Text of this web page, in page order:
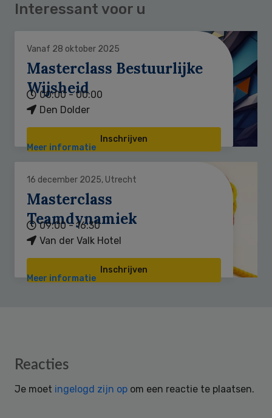
Interessant voor u
Vanaf 28 oktober 2025
Masterclass Bestuurlijke
Wijsheid
00:00 - 00:00
Den Dolder
Inschrijven
Meer informatie
16 december 2025, Utrecht
Masterclass
Teamdynamiek
09:00 - 16:30
Van der Valk Hotel
Inschrijven
Meer informatie
Reader
Reacties
Je moet ingelogd zijn op om een reactie te plaatsen.